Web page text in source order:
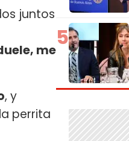
juntos
me
, y
perrita
5